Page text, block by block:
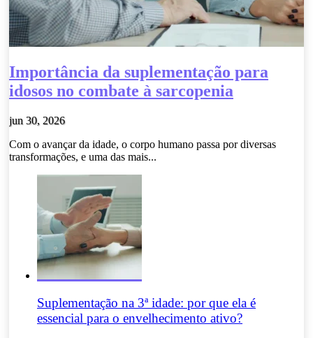
Importância da suplementação para
idosos no combate à sarcopenia
jun 30, 2026
Com o avançar da idade, o corpo humano passa por diversas
transformações, e uma das mais...
Suplementação na 3ª idade: por que ela é
essencial para o envelhecimento ativo?